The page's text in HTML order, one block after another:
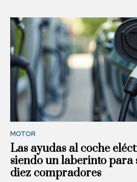
MOTOR
Las ayudas al coche
siendo un laberinto para
diez compradores